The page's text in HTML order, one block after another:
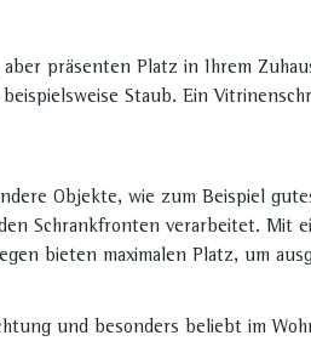
präsenten Platz in Ihrem
Staub. Ein
Objekte, wie zum Beispiel
Schrankfronten verarbeitet.
bieten maximalen Platz, um
und besonders beliebt im